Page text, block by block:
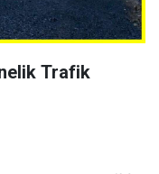
Trafik